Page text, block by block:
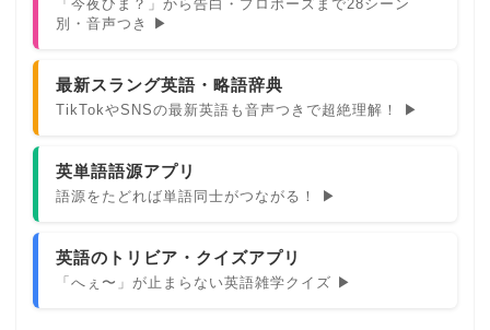
「今夜ひま？」から告白・プロポーズまで28シーン
別・音声つき ▶
最新スラング英語・略語辞典
TikTokやSNSの最新英語も音声つきで超絶理解！ ▶
英単語語源アプリ
語源をたどれば単語同士がつながる！ ▶
英語のトリビア・クイズアプリ
「へぇ〜」が止まらない英語雑学クイズ ▶